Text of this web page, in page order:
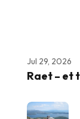
Jul 29, 2026
Raet – et